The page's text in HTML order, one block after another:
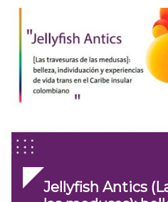
Jellyfish Antics